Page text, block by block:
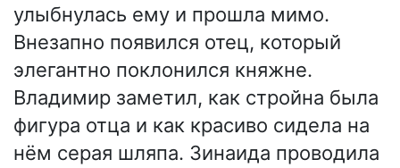
улыбнулась ему и прошла мимо.
Внезапно появился отец, который
элегантно поклонился княжне.
Владимир заметил, как стройна была
фигура отца и как красиво сидела на
нём серая шляпа. Зинаида проводила